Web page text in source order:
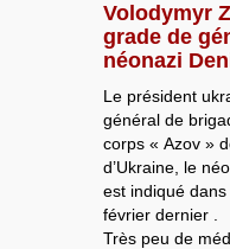
Volodymyr
grade de
néonazi
Le président
général de
corps « Azov »
d’Ukraine, le
est indiqué
février dernier .
Très peu de